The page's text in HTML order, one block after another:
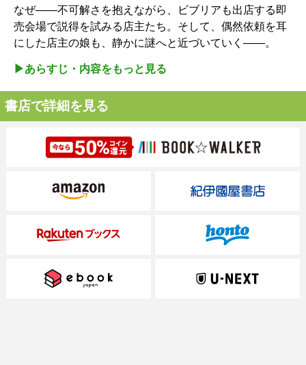
なぜ――不可解さを抱えながら、ビブリアも出店する即
売会場で説得を試みる店主たち。そして、偶然依頼を耳
にした店主の娘も、静かに謎へと近づいていく――。
▶︎あらすじ・内容をもっと見る
書店で詳細を見る